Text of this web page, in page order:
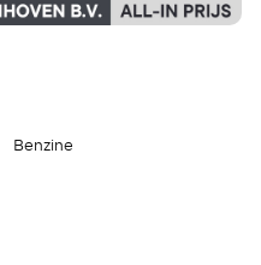
Benzine